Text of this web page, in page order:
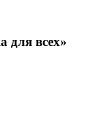
для всех»